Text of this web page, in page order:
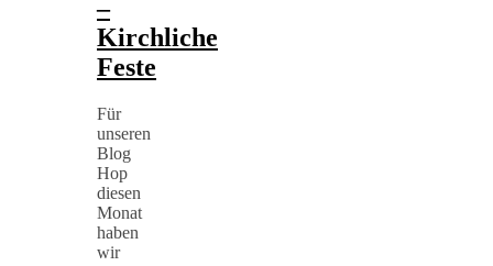
–
Kirchliche
Feste
Für
unseren
Blog
Hop
diesen
Monat
haben
wir